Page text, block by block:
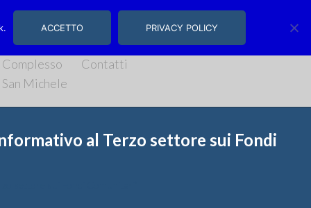
Complesso
San Michele
Contatti
al Terzo settore sui Fondi
ACCETTO PRIVACY POLICY